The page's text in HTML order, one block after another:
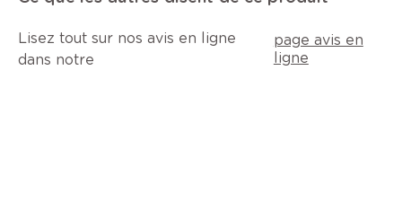
Lisez tout sur nos avis en ligne
dans notre
page avis en
ligne